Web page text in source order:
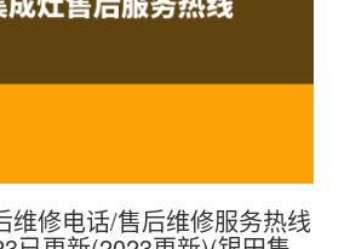
维修电话/售后维修服务热线